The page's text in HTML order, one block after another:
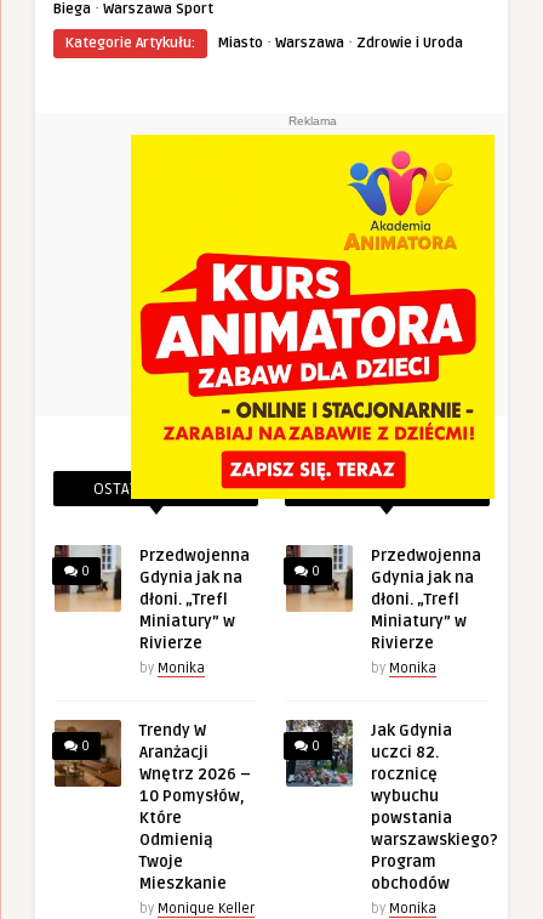
Biega · Warszawa Sport
Kategorie Artykułu:
Miasto · Warszawa · Zdrowie i Uroda
Reklama
OSTATNIE PINEZKI
0
Przedwojenna
Gdynia jak na
dłoni. „Trefl
Miniatury” w
Rivierze
by Monika
0
Trendy W
Aranżacji
Wnętrz 2026 –
10 Pomysłów,
Które
Odmienią
Twoje
Mieszkanie
by Monique Keller
POWIĄZANE PINEZKI
0
Przedwojenna
Gdynia jak na
dłoni. „Trefl
Miniatury” w
Rivierze
by Monika
0
Jak Gdynia
uczci 82.
rocznicę
wybuchu
powstania
warszawskiego?
Program
obchodów
by Monika